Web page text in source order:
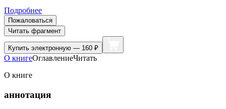
Подробнее
Пожаловаться
Читать фрагмент
Купить электронную — 160 ₽
О книгеОглавлениеЧитать
О книге
аннотация